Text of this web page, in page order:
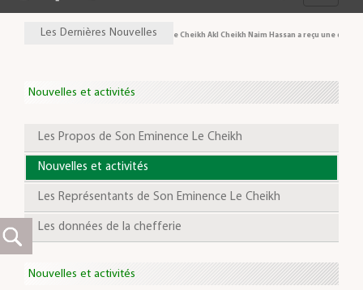
Les Dernières NouvellesSon Eminence Cheikh Akl Cheikh Naim Hassan a reçu une
Nouvelles et activités
Les Propos de Son Eminence Le Cheikh
Nouvelles et activités
Les Représentants de Son Eminence Le Cheikh
Les données de la chefferie
Nouvelles et activités